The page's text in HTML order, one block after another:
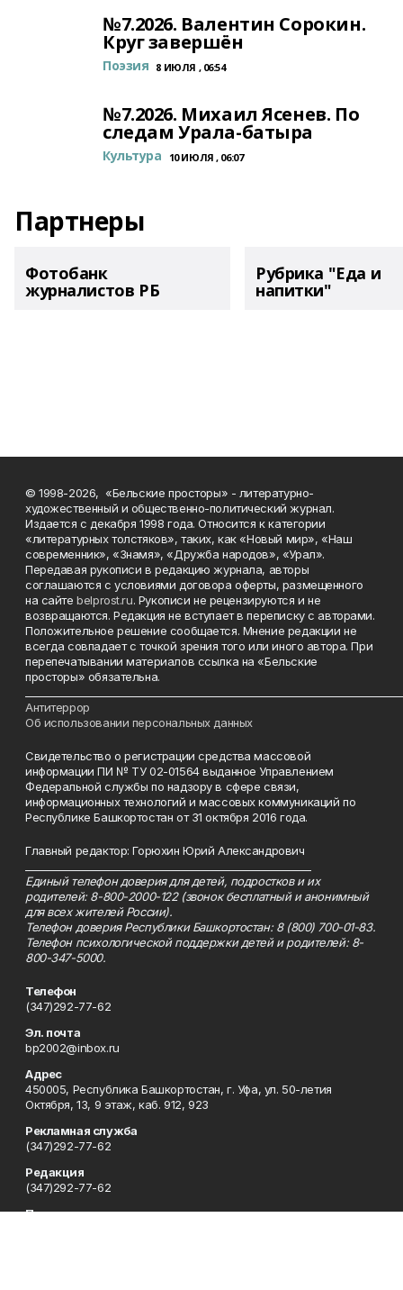
№7.2026. Валентин Сорокин.
Круг завершён
Поэзия 8 ИЮЛЯ , 06:54
№7.2026. Михаил Ясенев. По
следам Урала-батыра
Культура 10 ИЮЛЯ , 06:07
Партнеры
Фотобанк
журналистов РБ
Рубрика "Еда и
напитки"
© 1998-2026, «Бельские просторы» - литературно-
художественный и общественно-политический журнал.
Издается с декабря 1998 года. Относится к категории
«литературных толстяков», таких, как «Новый мир», «Наш
современник», «Знамя», «Дружба народов», «Урал».
Передавая рукописи в редакцию журнала, авторы
соглашаются с условиями договора оферты, размещенного
на сайтеbelprost.ru. Рукописи не рецензируются и не
возвращаются. Редакция не вступает в переписку с авторами.
Положительное решение сообщается. Мнение редакции не
всегда совпадает с точкой зрения того или иного автора. При
перепечатывании материалов ссылка на «Бельские
просторы» обязательна.
Антитеррор
Об использовании персональных данных
Свидетельство о регистрации средства массовой
информации ПИ № ТУ 02-01564 выданное Управлением
Федеральной службы по надзору в сфере связи,
информационных технологий и массовых коммуникаций по
Республике Башкортостан от 31 октября 2016 года.
Главный редактор: Горюхин Юрий Александрович
Единый телефон доверия для детей, подростков и их
родителей: 8-800-2000-122 (звонок бесплатный и анонимный
для всех жителей России).
Телефон доверия Республики Башкортостан: 8 (800) 700-01-83.
Телефон психологической поддержки детей и родителей: 8-
800-347-5000.
Телефон
(347)292-77-62
Эл. почта
bp2002@inbox.ru
Адрес
450005, Республика Башкортостан, г. Уфа, ул. 50-летия
Октября, 13, 9 этаж, каб. 912, 923
Рекламная служба
(347)292-77-62
Редакция
(347)292-77-62
Приемная